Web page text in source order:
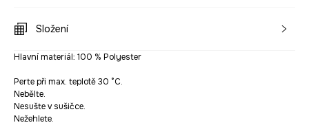
Složení
Hlavní materiál: 100 % Polyester
Perte při max. teplotě 30 °C.
Nebělte.
Nesušte v sušičce.
Nežehlete.